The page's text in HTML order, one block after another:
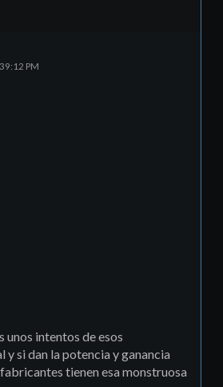
PM
unos intentos de esos
y si dan la potencia y ganancia
tienen esa monstruosa